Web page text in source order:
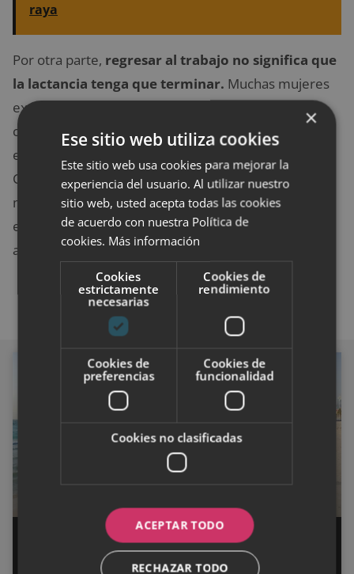
raya
Por otra parte, regresar al trabajo no significa que
la lactancia tenga que terminar. Muchas mujeres
extraen su leche materna con un sacaleches y
combinan la lactancia materna y el biberón, aunque
este proceso requiere un poco de planificación.
Continuar amamantando puede ser una excelente
manera de mantener ese vínculo estrecho y
enriquecedor con tu bebé, e incluso puede ayudaros
a ambos a enfrentar la separación durante el día.
Descubre los encantos de Dubai:
Una aventura inolvidable para vivir
×
Ese sitio web utiliza cookies
Este sitio web usa cookies para mejorar la
experiencia del usuario. Al utilizar nuestro
sitio web, usted acepta todas las cookies
de acuerdo con nuestra Política de
cookies. Más información
Cookies
estrictamente
necesarias
Cookies de
rendimiento
Cookies de
preferencias
Cookies de
funcionalidad
Cookies no clasificadas
ACEPTAR TODO
RECHAZAR TODO